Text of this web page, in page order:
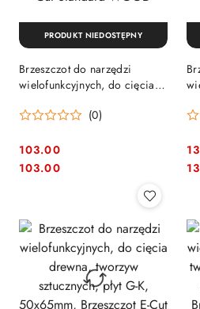
Brzeszczot do narzędzi
wielofunkcyjnych, do cięcia
płyt G-K, 50x50mm,
WOOD
(0)
Cena:
103.00
Cena:
103.00
PRODUKT NIEDOSTĘPNY